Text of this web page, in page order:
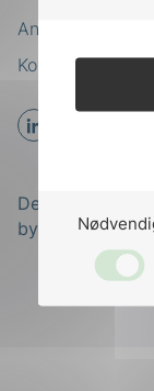
Ansatte
Kontakt
Designed and
by
Stem Agency